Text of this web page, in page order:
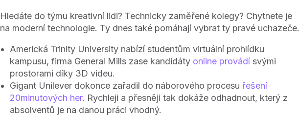
Hledáte do týmu kreativní lidi? Technicky zaměřené kolegy? Chytnete je
na moderní technologie. Ty dnes také pomáhají vybrat ty pravé uchazeče.
Americká Trinity University nabízí studentům virtuální prohlídku
kampusu, firma General Mills zase kandidáty online provádí svými
prostorami díky 3D videu.
Gigant Unilever dokonce zařadil do náborového procesu řešení
20minutových her. Rychleji a přesněji tak dokáže odhadnout, který z
absolventů je na danou práci vhodný.